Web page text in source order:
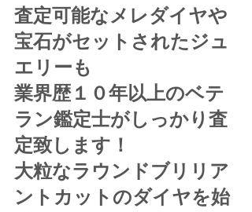
査定可能なメレダイヤや
宝石がセットされたジュ
エリーも
業界歴１０年以上のベテ
ラン鑑定士がしっかり査
定致します！
大粒なラウンドブリリア
ントカットのダイヤを始